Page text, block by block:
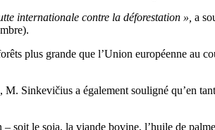
internationale contre la déforestation », a
plus grande que l’Union européenne au
Sinkevičius a également souligné qu’en
soit le soja, la viande bovine, l’huile de